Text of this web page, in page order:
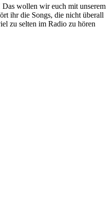
wollen wir euch mit unserem
ihr die Songs, die nicht überall
zu selten im Radio zu hören